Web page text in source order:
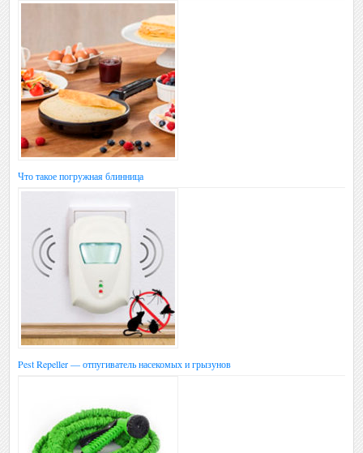
Что такое погружная блинница
Pest Repeller — отпугиватель насекомых и грызунов